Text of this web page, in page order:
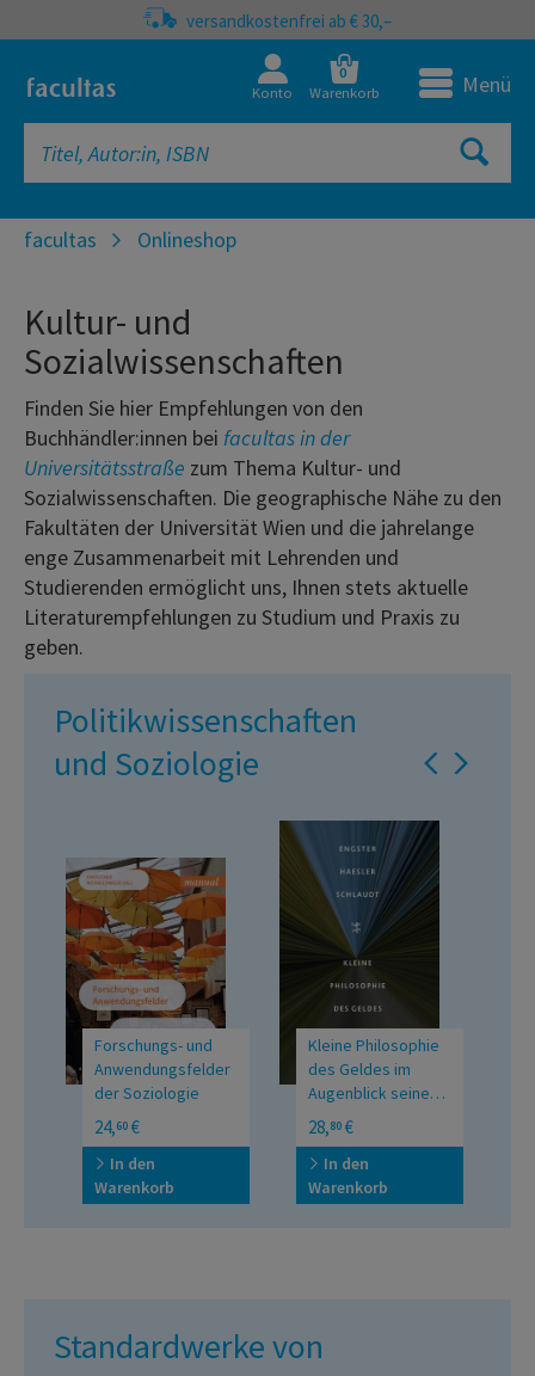
versandkostenfrei ab € 30,–
Konto
0
Warenkorb Menü
facultas Onlineshop
Kultur- und
Sozialwissenschaften
Finden Sie hier Empfehlungen von den
Buchhändler:innen bei facultas in der
Universitätsstraße zum Thema Kultur- und
Sozialwissenschaften. Die geographische Nähe zu den
Fakultäten der Universität Wien und die jahrelange
enge Zusammenarbeit mit Lehrenden und
Studierenden ermöglicht uns, Ihnen stets aktuelle
Literaturempfehlungen zu Studium und Praxis zu
geben.
Politikwissenschaften
und Soziologie
Forschungs- und
Anwendungsfelder
der Soziologie
24,60 €
In den
Warenkorb
Kleine Philosophie
des Geldes im
Augenblick seines
Verschwindens
28,80 €
In den
Warenkorb
Standardwerke von